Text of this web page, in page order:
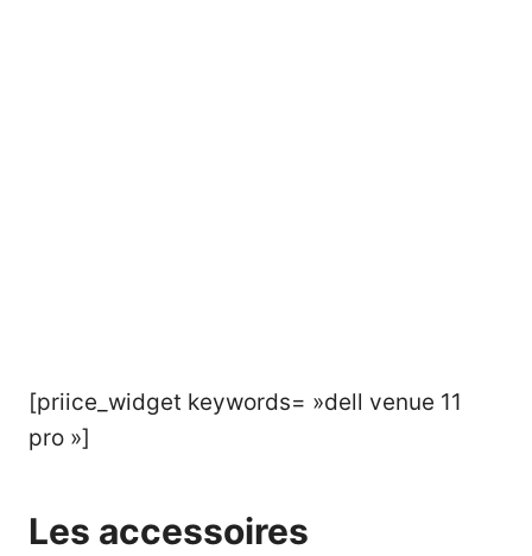
[priice_widget keywords= »dell venue 11
pro »]
Les accessoires